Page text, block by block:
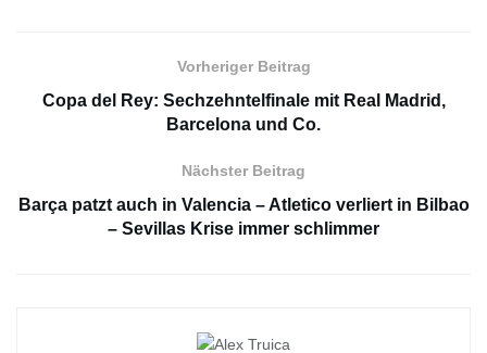
Vorheriger Beitrag
Copa del Rey: Sechzehntelfinale mit Real Madrid,
Barcelona und Co.
Nächster Beitrag
Barça patzt auch in Valencia – Atletico verliert in Bilbao
– Sevillas Krise immer schlimmer